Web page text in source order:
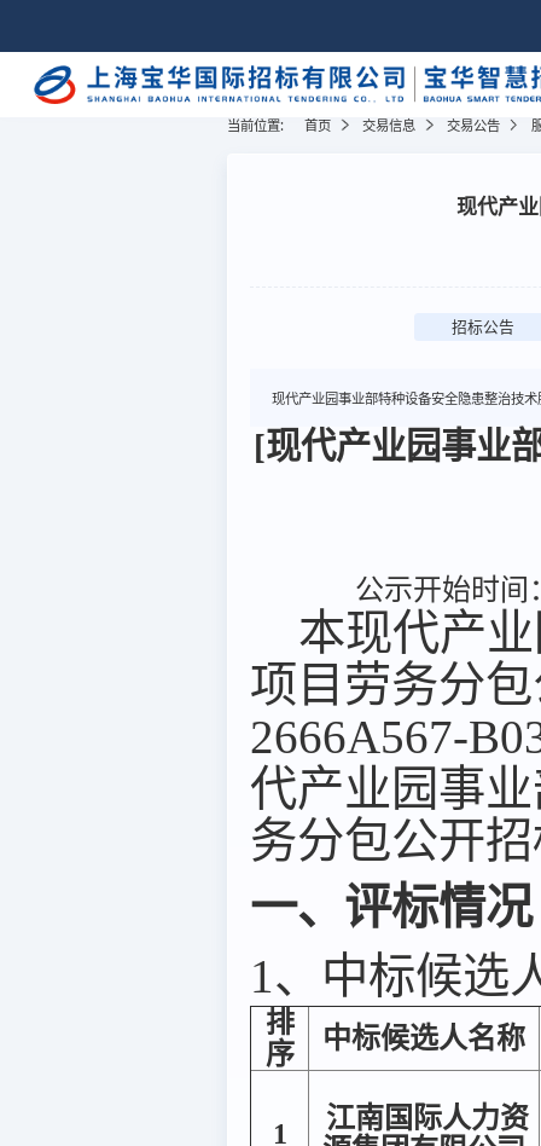
当前位置: 首页 交易信息 交易公告
现代产
招标公告
现代产业园事业部特种设备安全隐患整治技
[现代产业园事业
公示开始时间
本现代产业
项目劳务分
2666A567-
代产业园事
务分包公开
一、评标情况
1、中标候选
排
序
中标候选人名称
1
江南国际人力资